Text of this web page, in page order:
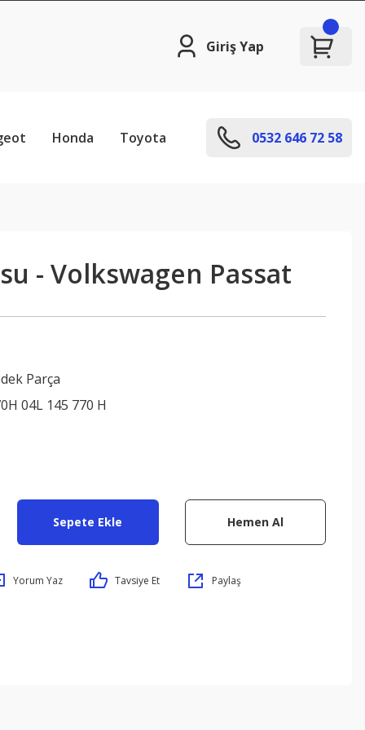
Giriş Yap
Honda Toyota 0532 646 72 58
- Volkswagen Passat
Parça
04L 145 770 H
Sepete Ekle Hemen Al
Yorum Yaz Tavsiye Et Paylaş